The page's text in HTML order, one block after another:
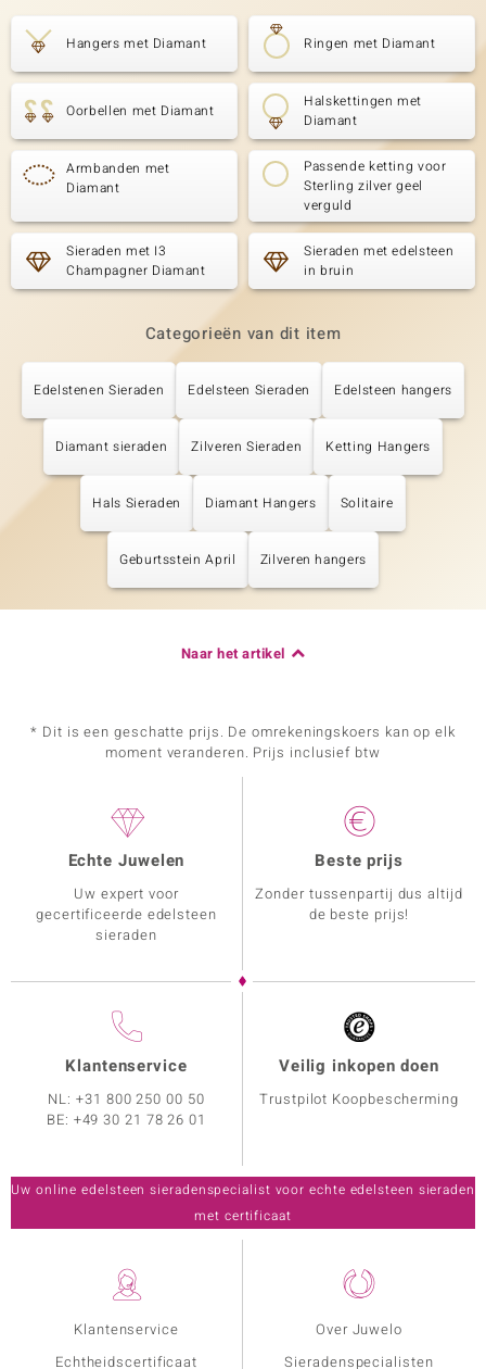
Hangers met Diamant Ringen met Diamant
Oorbellen met Diamant
Halskettingen met
Diamant
Armbanden met
Diamant
Passende ketting voor
Sterling zilver geel
verguld
Sieraden met I3
Champagner Diamant
Sieraden met edelsteen
in bruin
Categorieën van dit item
Edelstenen Sieraden Edelsteen Sieraden Edelsteen hangers
Diamant sieraden Zilveren Sieraden Ketting Hangers
Hals Sieraden Diamant Hangers Solitaire
Geburtsstein April Zilveren hangers
Naar het artikel
* Dit is een geschatte prijs. De omrekeningskoers kan op elk
moment veranderen. Prijs inclusief btw
Klantenservice
Echtheidscertificaat
Over Juwelo
Sieradenspecialisten
Echte Juwelen
Uw expert voor
gecertificeerde edelsteen
sieraden
Beste prijs
Zonder tussenpartij dus altijd
de beste prijs!
Klantenservice
NL:+31 800 250 00 50
BE: +49 30 21 78 26 01
Veilig inkopen doen
Trustpilot Koopbescherming
Uw online edelsteen sieradenspecialist voor echte edelsteen sieraden
met certificaat